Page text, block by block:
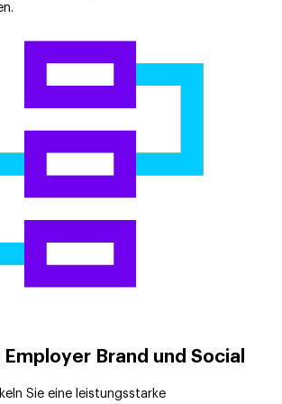
Employer Brand und Social
Sie eine leistungsstarke